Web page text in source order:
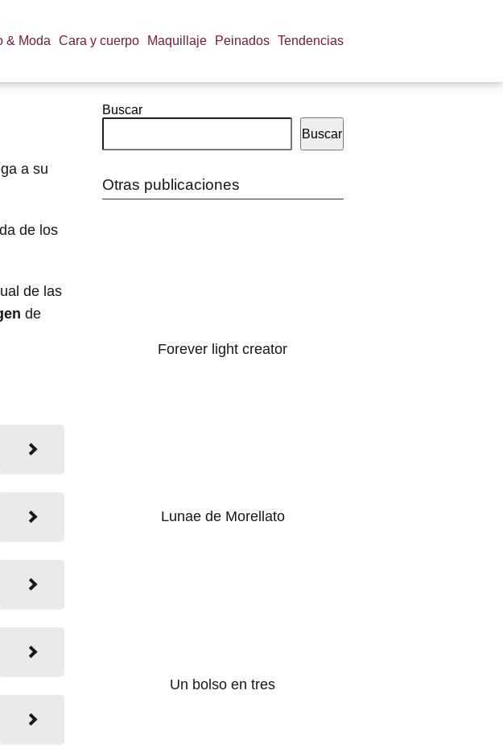
& Moda Cara y cuerpo Maquillaje Peinados Tendencias
a su
de los
de las
de
Buscar
Buscar
Otras publicaciones
Forever light creator
Lunae de Morellato
Un bolso en tres